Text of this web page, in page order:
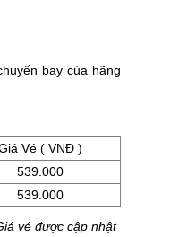
bay của hãng
Vé ( VNĐ )
539.000
539.000
vé được cập nhật